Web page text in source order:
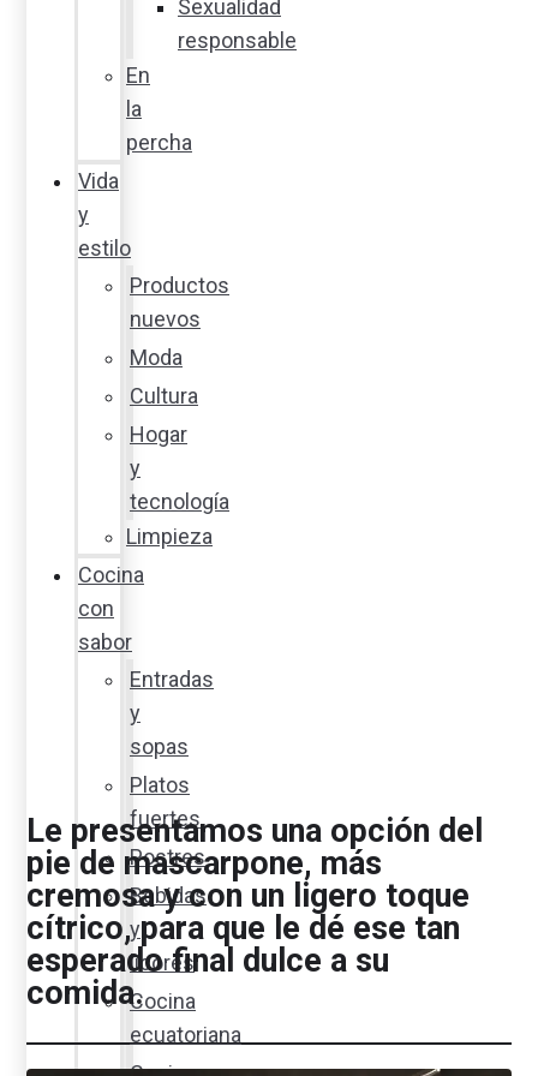
Sexualidad
responsable
En
la
percha
Vida
y
estilo
Productos
nuevos
Moda
Cultura
Hogar
y
tecnología
Limpieza
Cocina
con
sabor
Entradas
y
sopas
Platos
fuertes
Postres
Bebidas
y
licores
Cocina
ecuatoriana
Le presentamos una opción del
pie de mascarpone, más
cremosa y con un ligero toque
cítrico, para que le dé ese tan
esperado final dulce a su
comida.